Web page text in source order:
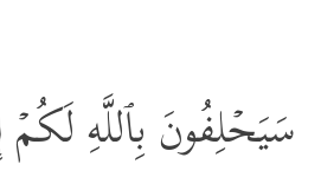
سَیَحۡلِفُونَ بِٱللَّهِ